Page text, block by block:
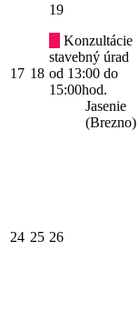
17 18
19
Konzultácie
stavebný úrad
od 13:00 do
15:00hod.
Jasenie
(Brezno)
24 25 26